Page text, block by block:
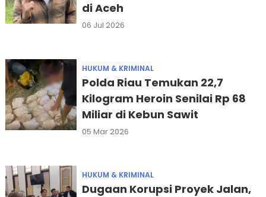
di Aceh
06 Jul 2026
HUKUM & KRIMINAL
Polda Riau Temukan 22,7
Kilogram Heroin Senilai Rp 68
Miliar di Kebun Sawit
05 Mar 2026
HUKUM & KRIMINAL
Dugaan Korupsi Proyek Jalan,